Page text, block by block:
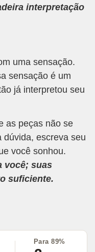
interpretação
uma sensação.
sensação é um
já interpretou seu
as peças não se
dúvida, escreva seu
você sonhou.
você; suas
suficiente.
Para 89%